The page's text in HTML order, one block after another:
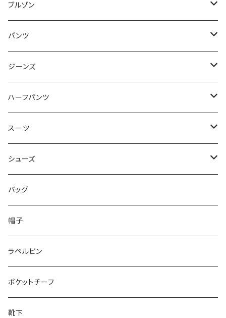
50/XL～
48/L
50/XL～
46/M
48/L
50/XL～
～44/S
46/M
48/L
50/XL～
ブルゾン
～44/S
46/M
48/L
50/XL～
パンツ
～44/S
46/M
48/L
50/XL～
ジーンズ
～44/S
46/M
48/L
50/XL～
ハーフパンツ
～44/S
46/M
48/L
50/XL～
スーツ
～44/S
46/M
48/L
50/XL～
シューズ
～25.5cm
26cm～
27cm～
28cm～
バッグ
帽子
ラペルピン
ポケットチーフ
靴下